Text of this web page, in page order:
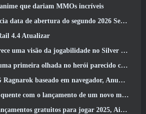
que dariam MMOs incríveis
do segundo 2026 Servidor de expansão bloqueado por tempo
4.4 Atualizar
uma visão da jogabilidade no Silver Palace
no herói parecido com uma sereia chegando no SS13: Pós-luz
baseado em navegador, Anunciado o Universo Ragnarok
com o lançamento de um novo mapa do deserto
gratuitos para jogar 2025, Ainda vale a pena jogar 2026?